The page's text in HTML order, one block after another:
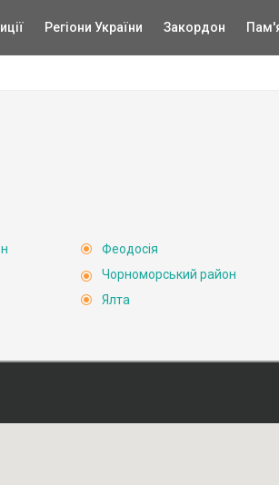
Регіони України Закордон
Феодосія
Чорноморський район
Ялта